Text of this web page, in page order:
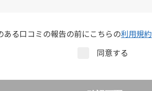
ある口コミの報告の前にこちらの利用規約
同意する